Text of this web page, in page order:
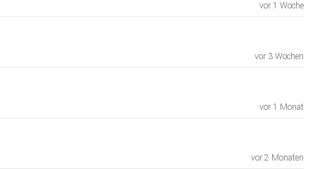
vor 1 Woche
vor 3 Wochen
vor 1 Monat
vor 2 Monaten